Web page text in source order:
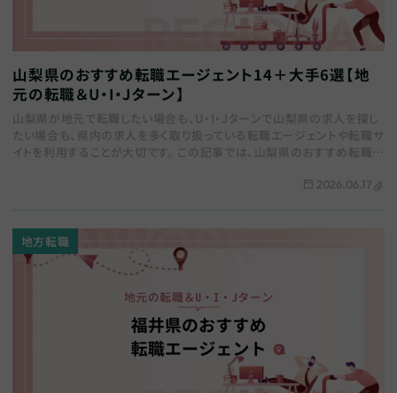
山梨県のおすすめ転職エージェント14＋大手6選【地
元の転職＆U・I・Jターン】
山梨県が地元で転職したい場合も、U・I・Jターンで山梨県の求人を探し
たい場合も、県内の求人を多く取り扱っている転職エージェントや転職サ
イトを利用することが大切です。 この記事では、山梨県のおすすめ転職エ
2026.06.17
地方転職